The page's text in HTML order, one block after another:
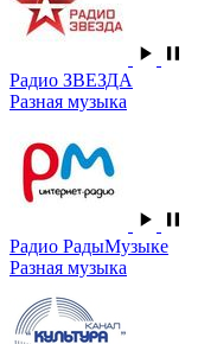
Радио ЗВЕЗДА
Разная музыка
Радио РадыМузыке
Разная музыка